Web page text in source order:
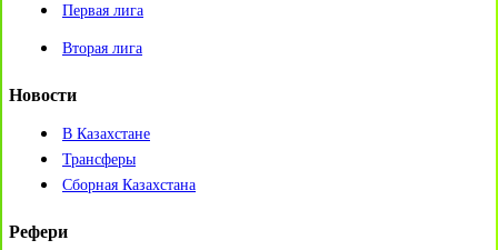
Первая лига
Вторая лига
Новости
В Казахстане
Трансферы
Сборная Казахстана
Рефери